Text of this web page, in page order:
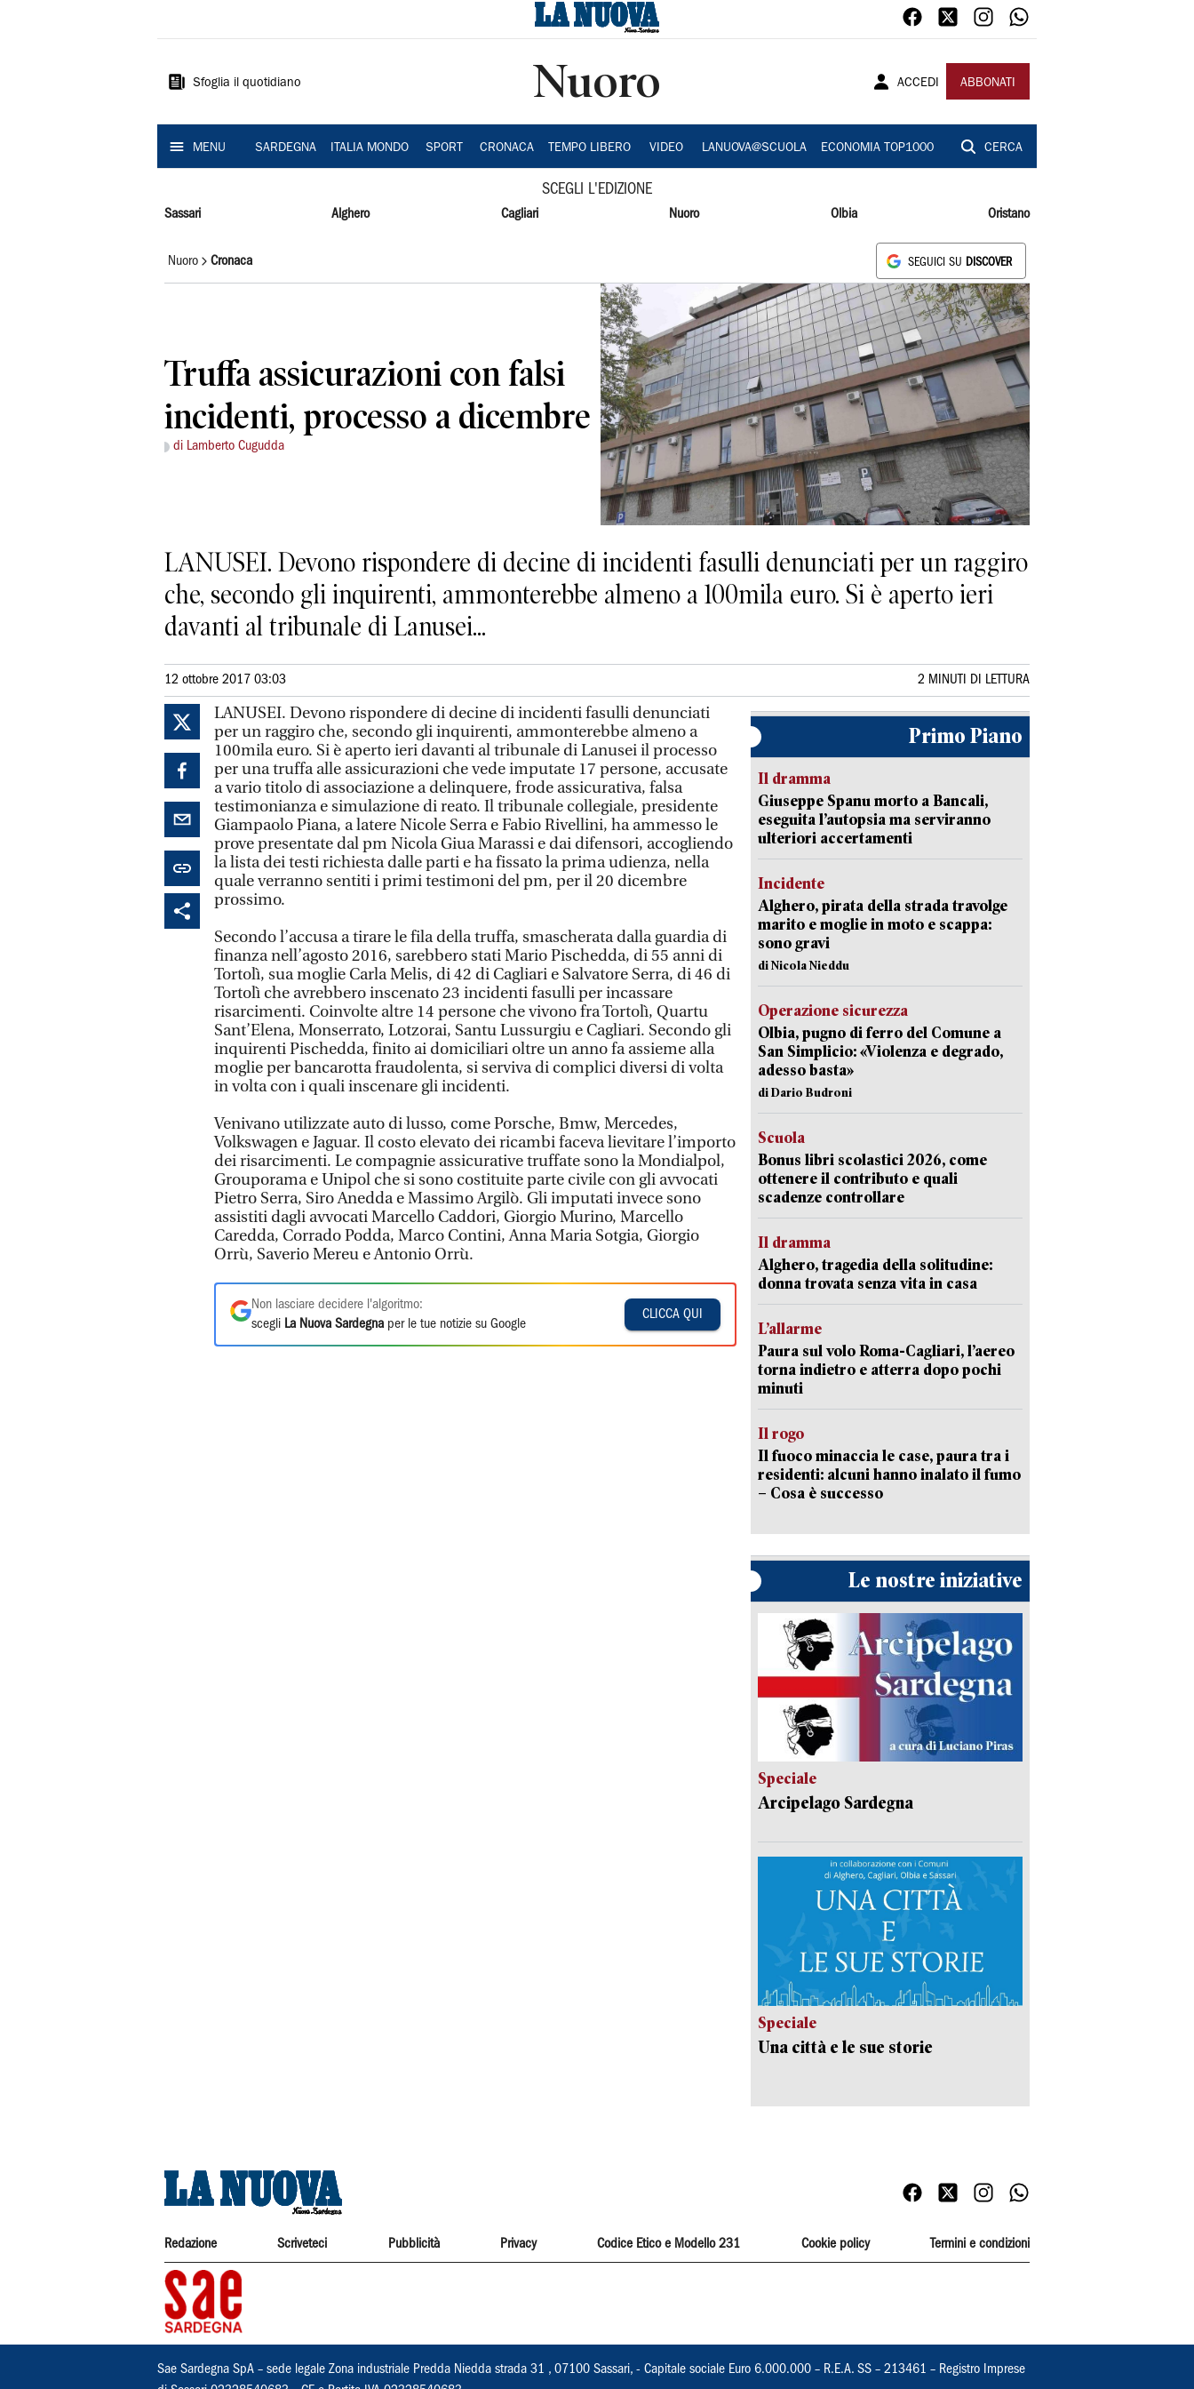
Sardegna
Sfoglia il quotidiano Nuoro ACCEDI ABBONATI
MENU SARDEGNA ITALIA MONDO SPORT CRONACA TEMPO LIBERO VIDEO LANUOVA@SCUOLA ECONOMIA TOP1000 CERCA
SCEGLI L'EDIZIONE
Sassari Alghero Cagliari Nuoro Olbia Oristano
Nuoro Cronaca SEGUICI SU DISCOVER
Truffa assicurazioni con falsi
incidenti, processo a dicembre
di Lamberto Cugudda
LANUSEI. Devono rispondere di decine di incidenti fasulli denunciati per un raggiro
che, secondo gli inquirenti, ammonterebbe almeno a 100mila euro. Si è aperto ieri
davanti al tribunale di Lanusei...
12 ottobre 2017 03:03 2 MINUTI DI LETTURA
LANUSEI. Devono rispondere di decine di incidenti fasulli denunciati
per un raggiro che, secondo gli inquirenti, ammonterebbe almeno a
100mila euro. Si è aperto ieri davanti al tribunale di Lanusei il processo
per una truffa alle assicurazioni che vede imputate 17 persone, accusate
a vario titolo di associazione a delinquere, frode assicurativa, falsa
testimonianza e simulazione di reato. Il tribunale collegiale, presidente
Giampaolo Piana, a latere Nicole Serra e Fabio Rivellini, ha ammesso le
prove presentate dal pm Nicola Giua Marassi e dai difensori, accogliendo
la lista dei testi richiesta dalle parti e ha fissato la prima udienza, nella
quale verranno sentiti i primi testimoni del pm, per il 20 dicembre
prossimo.
Secondo l’accusa a tirare le fila della truffa, smascherata dalla guardia di
finanza nell’agosto 2016, sarebbero stati Mario Pischedda, di 55 anni di
Tortolì, sua moglie Carla Melis, di 42 di Cagliari e Salvatore Serra, di 46 di
Tortolì che avrebbero inscenato 23 incidenti fasulli per incassare
risarcimenti. Coinvolte altre 14 persone che vivono fra Tortolì, Quartu
Sant’Elena, Monserrato, Lotzorai, Santu Lussurgiu e Cagliari. Secondo gli
inquirenti Pischedda, finito ai domiciliari oltre un anno fa assieme alla
moglie per bancarotta fraudolenta, si serviva di complici diversi di volta
in volta con i quali inscenare gli incidenti.
Venivano utilizzate auto di lusso, come Porsche, Bmw, Mercedes,
Volkswagen e Jaguar. Il costo elevato dei ricambi faceva lievitare l’importo
dei risarcimenti. Le compagnie assicurative truffate sono la Mondialpol,
Grouporama e Unipol che si sono costituite parte civile con gli avvocati
Pietro Serra, Siro Anedda e Massimo Argilò. Gli imputati invece sono
assistiti dagli avvocati Marcello Caddori, Giorgio Murino, Marcello
Caredda, Corrado Podda, Marco Contini, Anna Maria Sotgia, Giorgio
Orrù, Saverio Mereu e Antonio Orrù.
Non lasciare decidere l'algoritmo:
scegli La Nuova Sardegna per le tue notizie su Google
CLICCA QUI
Primo Piano
Il dramma
Giuseppe Spanu morto a Bancali,
eseguita l’autopsia ma serviranno
ulteriori accertamenti
Incidente
Alghero, pirata della strada travolge
marito e moglie in moto e scappa:
sono gravi
di Nicola Nieddu
Operazione sicurezza
Olbia, pugno di ferro del Comune a
San Simplicio: «Violenza e degrado,
adesso basta»
di Dario Budroni
Scuola
Bonus libri scolastici 2026, come
ottenere il contributo e quali
scadenze controllare
Il dramma
Alghero, tragedia della solitudine:
donna trovata senza vita in casa
L’allarme
Paura sul volo Roma-Cagliari, l’aereo
torna indietro e atterra dopo pochi
minuti
Il rogo
Il fuoco minaccia le case, paura tra i
residenti: alcuni hanno inalato il fumo
– Cosa è successo
Le nostre iniziative
Speciale
Arcipelago Sardegna
Speciale
Una città e le sue storie
Redazione Scriveteci Pubblicità Privacy Codice Etico e Modello 231 Cookie policy Termini e condizioni
Sae Sardegna SpA – sede legale Zona industriale Predda Niedda strada 31 , 07100 Sassari, - Capitale sociale Euro 6.000.000 – R.E.A. SS – 213461 – Registro Imprese